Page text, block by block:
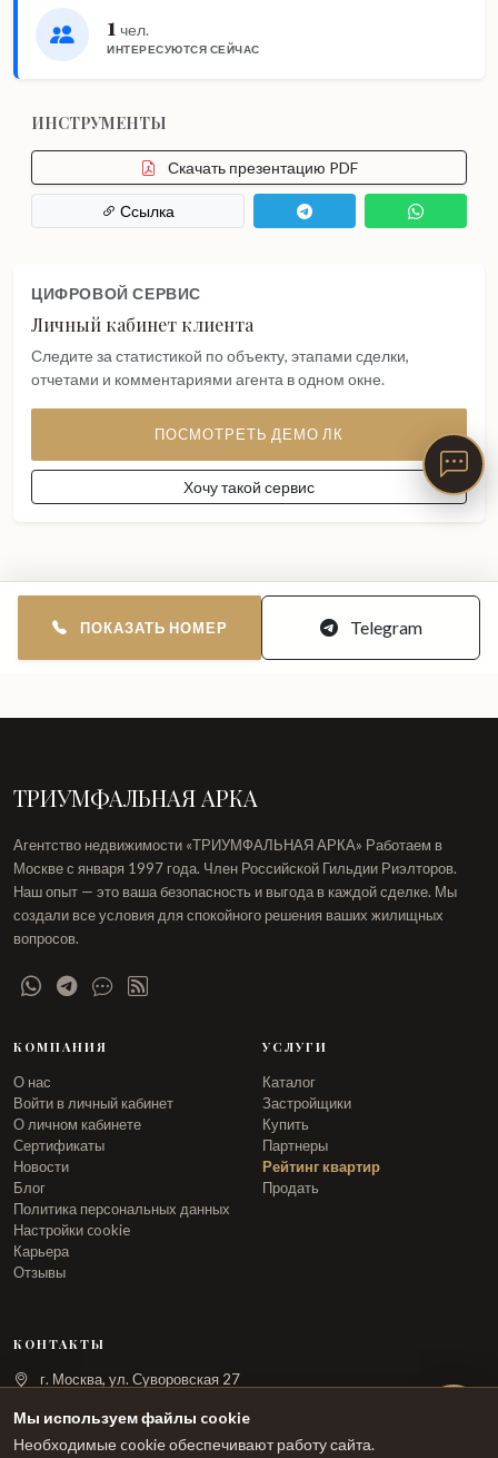
ПОКАЗАТЬ НОМЕР Telegram
1 чел.
ИНТЕРЕСУЮТСЯ СЕЙЧАС
ИНСТРУМЕНТЫ
Скачать презентацию PDF
Ссылка
ЦИФРОВОЙ СЕРВИС
Личный кабинет клиента
Следите за статистикой по объекту, этапами сделки,
отчетами и комментариями агента в одном окне.
ПОСМОТРЕТЬ ДЕМО ЛК
Хочу такой сервис
ТРИУМФАЛЬНАЯ АРКА
Агентство недвижимости «ТРИУМФАЛЬНАЯ АРКА» Работаем в
Москве с января 1997 года. Член Российской Гильдии Риэлторов.
Наш опыт — это ваша безопасность и выгода в каждой сделке. Мы
создали все условия для спокойного решения ваших жилищных
вопросов.
КОМПАНИЯ
О нас
Войти в личный кабинет
О личном кабинете
Сертификаты
Новости
Блог
Политика персональных данных
Настройки cookie
Карьера
Отзывы
УСЛУГИ
Каталог
Застройщики
Купить
Партнеры
Рейтинг квартир
Продать
КОНТАКТЫ
г. Москва, ул. Суворовская 27
Мы используем файлы cookie
Необходимые cookie обеспечивают работу сайта.